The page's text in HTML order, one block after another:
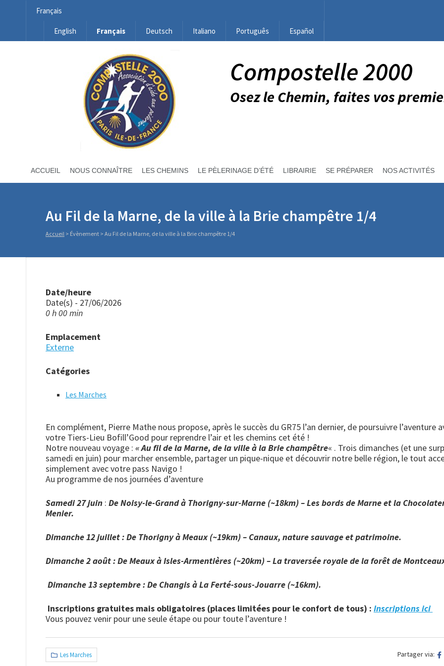
Français
English Français Deutsch Italiano Português Español
Compostelle 2000
Osez le Chemin, faites vos
ACCUEIL NOUS CONNAÎTRE LES CHEMINS LE PÈLERINAGE D’ÉTÉ LIBRAIRIE SE PRÉPARER NOS ACTIVITÉS
Au Fil de la Marne, de la ville à la Brie champêtre 1/4
Accueil > Évènement > Au Fil de la Marne, de la ville à la Brie champêtre 1/4
Date/heure
Date(s) - 27/06/2026
0 h 00 min
Emplacement
Externe
Catégories
Les Marches
En complément, Pierre Mathe nous propose, après le succès du GR75 l’an dernier, de poursuivre l’aventure
votre Tiers-Lieu Bofill’Good pour reprendre l’air et les chemins cet été !
Notre nouveau voyage : « Au fil de la Marne, de la ville à la Brie champêtre« . Trois dimanches (et une
samedi en juin) pour marcher ensemble, partager un pique-nique et découvrir notre belle région, le tout
simplement avec votre pass Navigo !
Au programme de nos journées d’aventure
Samedi 27 juin : De Noisy-le-Grand à Thorigny-sur-Marne (~18km) – Les bords de Marne et la
Menier.
Dimanche 12 juillet : De Thorigny à Meaux (~19km) – Canaux, nature sauvage et patrimoine.
Dimanche 2 août : De Meaux à Isles-Armentières (~20km) – La traversée royale de la forêt de
Dimanche 13 septembre : De Changis à La Ferté-sous-Jouarre (~16km).
Inscriptions gratuites mais obligatoires (places limitées pour le confort de tous) : Inscriptions ici
Vous pouvez venir pour une seule étape ou pour toute l’aventure !
Les Marches Partager via: